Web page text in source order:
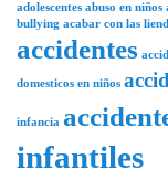
adolescentes abuso en niños
bullying acabar con las
accidentes
domesticos en niños
infancia
infantiles